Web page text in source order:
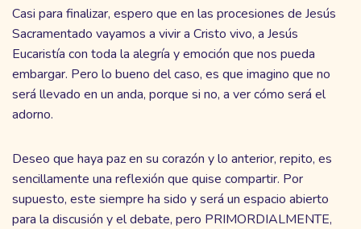
Casi para finalizar, espero que en las procesiones de Jesús
Sacramentado vayamos a vivir a Cristo vivo, a Jesús
Eucaristía con toda la alegría y emoción que nos pueda
embargar. Pero lo bueno del caso, es que imagino que no
será llevado en un anda, porque si no, a ver cómo será el
adorno.
Deseo que haya paz en su corazón y lo anterior, repito, es
sencillamente una reflexión que quise compartir. Por
supuesto, este siempre ha sido y será un espacio abierto
para la discusión y el debate, pero PRIMORDIALMENTE,